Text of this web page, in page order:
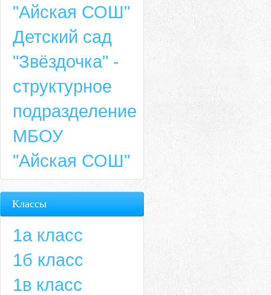
"Айская СОШ"
Детский сад
"Звёздочка" -
структурное
подразделение
МБОУ
"Айская СОШ"
Классы
1а класс
1б класс
1в класс